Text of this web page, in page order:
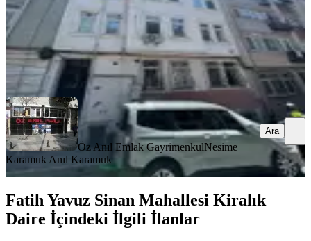
Öz Anıl Emlak GayrimenkulNesime Karamuk Anıl Karamuk
Ara
Öz Anıl Emlak GayrimenkulNesime
Karamuk Anıl Karamuk
Ara
Fatih Yavuz Sinan Mahallesi Kiralık
Daire İçindeki İlgili İlanlar